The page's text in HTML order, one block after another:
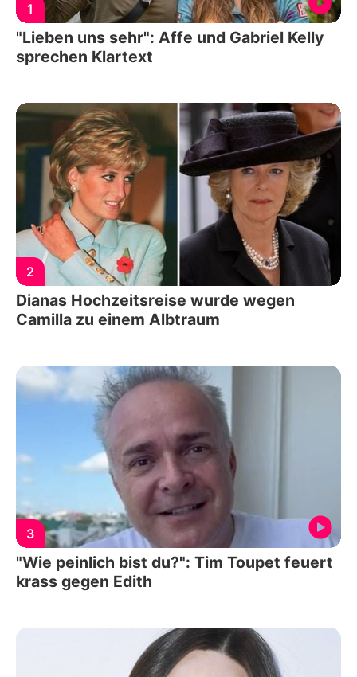
1
"Lieben uns sehr": Affe und Gabriel Kelly
sprechen Klartext
2
Dianas Hochzeitsreise wurde wegen
Camilla zu einem Albtraum
3
"Wie peinlich bist du?": Tim Toupet feuert
krass gegen Edith